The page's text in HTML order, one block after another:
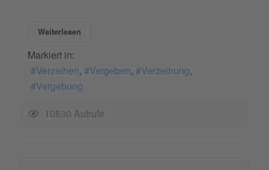
Weiterlesen
Markiert in:
Verzeihen
Vergeben
Verzeihung
Vergebung
10530 Aufrufe